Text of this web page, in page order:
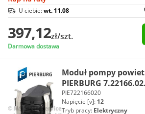
U ciebie:wt. 11.08
397,12zł/szt.
Darmowa dostawa
Moduł pompy
PIERBURG
PIE722166020
Napięcie [v]: 12
Tryb pracy: Elektryczny